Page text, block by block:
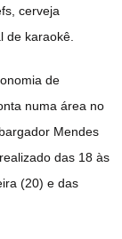
cerveja
de karaokê.
de
numa área no
Mendes
das 18 às
(20) e das